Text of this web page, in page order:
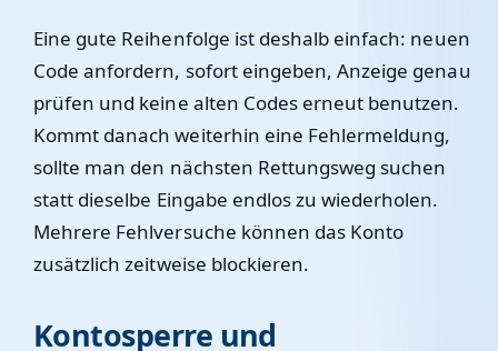
Eine gute Reihenfolge ist deshalb einfach: neuen
Code anfordern, sofort eingeben, Anzeige genau
prüfen und keine alten Codes erneut benutzen.
Kommt danach weiterhin eine Fehlermeldung,
sollte man den nächsten Rettungsweg suchen
statt dieselbe Eingabe endlos zu wiederholen.
Mehrere Fehlversuche können das Konto
zusätzlich zeitweise blockieren.
Kontosperre und